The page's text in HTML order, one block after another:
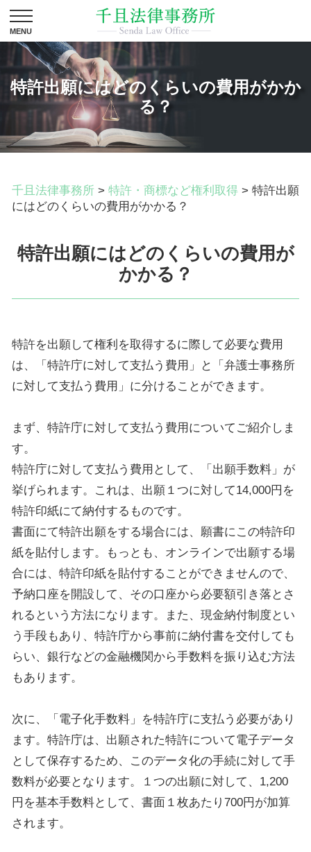
特許出願にはどのくらいの費用がかか
る？
千且法律事務所 > 特許・商標など権利取得 > 特許出願
にはどのくらいの費用がかかる？
特許出願にはどのくらいの費用が
かかる？
特許を出願して権利を取得するに際して必要な費用
は、「特許庁に対して支払う費用」と「弁護士事務所
に対して支払う費用」に分けることができます。
まず、特許庁に対して支払う費用についてご紹介しま
す。
特許庁に対して支払う費用として、「出願手数料」が
挙げられます。これは、出願１つに対して14,000円を
特許印紙にて納付するものです。
書面にて特許出願をする場合には、願書にこの特許印
紙を貼付します。もっとも、オンラインで出願する場
合には、特許印紙を貼付することができませんので、
予納口座を開設して、その口座から必要額引き落とさ
れるという方法になります。また、現金納付制度とい
う手段もあり、特許庁から事前に納付書を交付しても
らい、銀行などの金融機関から手数料を振り込む方法
もあります。
次に、「電子化手数料」を特許庁に支払う必要があり
ます。特許庁は、出願された特許について電子データ
として保存するため、このデータ化の手続に対して手
数料が必要となります。１つの出願に対して、1,200
円を基本手数料として、書面１枚あたり700円が加算
されます。